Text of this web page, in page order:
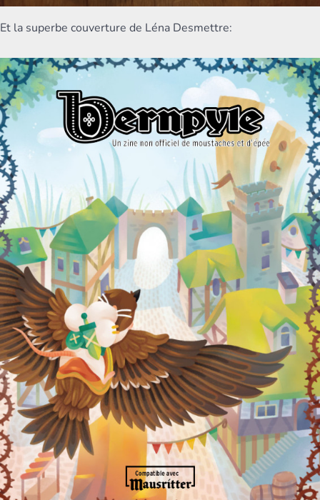
Et la superbe couverture de Léna Desmettre: